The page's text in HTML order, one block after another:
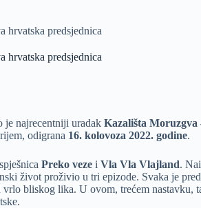
hrvatska predsjednica
hrvatska predsjednica
je najrecentniji uradak Kazališta Moruzgva
odigrana 16. kolovoza 2022. godine.
Preko veze i Vla Vla Vlajland.
život proživio u tri epizode. Svaka je
bliskog lika. U ovom, trećem nastavku,